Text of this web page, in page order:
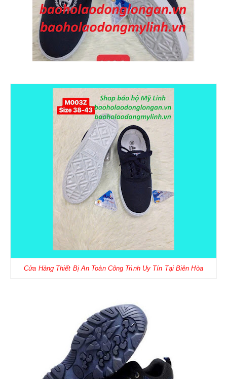
Cửa Hàng Thiết Bị An Toàn Công Trình Uy Tín Tại Biên Hòa